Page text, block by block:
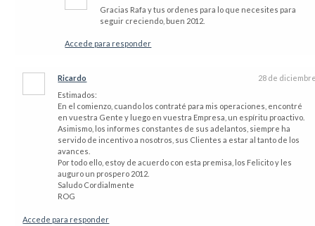
Gracias Rafa y tus ordenes para lo que necesites para
seguir creciendo, buen 2012.
Accede para responder
Ricardo
28 de
Estimados:
En el comienzo, cuando los contraté para mis operaciones, encontré
en vuestra Gente y luego en vuestra Empresa, un espíritu proactivo.
Asimismo, los informes constantes de sus adelantos, siempre ha
servido de incentivo a nosotros, sus Clientes a estar al tanto de los
avances.
Por todo ello, estoy de acuerdo con esta premisa, los Felicito y les
auguro un prospero 2012.
Saludo Cordialmente
ROG
Accede para responder